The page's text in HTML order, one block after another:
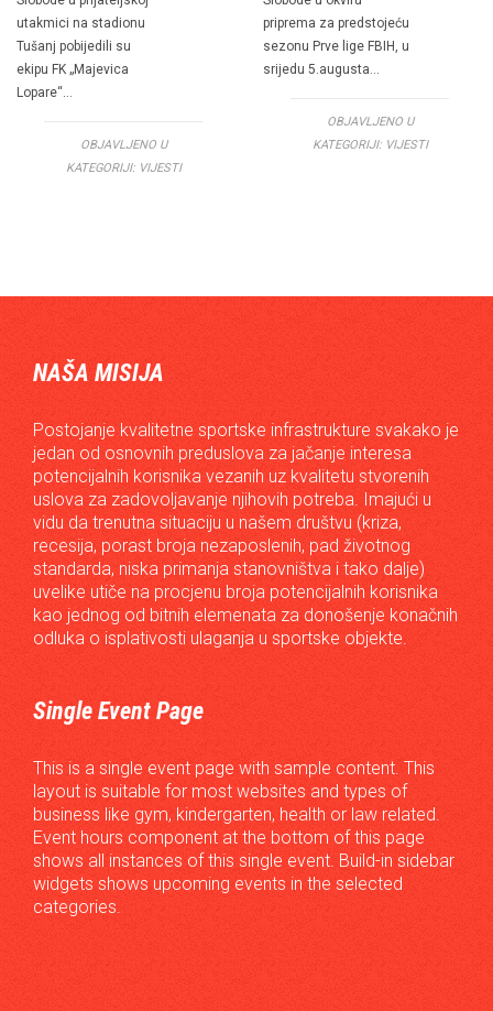
utakmici na stadionu
Tušanj pobijedili su
ekipu FK „Majevica
Lopare“…
OBJAVLJENO U
KATEGORIJI: VIJESTI
priprema za predstojeću
sezonu Prve lige FBIH, u
srijedu 5.augusta…
OBJAVLJENO U
KATEGORIJI: VIJESTI
NAŠA MISIJA
Postojanje kvalitetne sportske infrastrukture svakako je
jedan od osnovnih preduslova za jačanje interesa
potencijalnih korisnika vezanih uz kvalitetu stvorenih
uslova za zadovoljavanje njihovih potreba. Imajući u
vidu da trenutna situaciju u našem društvu (kriza,
recesija, porast broja nezaposlenih, pad životnog
standarda, niska primanja stanovništva i tako dalje)
uvelike utiče na procjenu broja potencijalnih korisnika
kao jednog od bitnih elemenata za donošenje konačnih
odluka o isplativosti ulaganja u sportske objekte.
Single Event Page
This is a single event page with sample content. This
layout is suitable for most websites and types of
business like gym, kindergarten, health or law related.
Event hours component at the bottom of this page
shows all instances of this single event. Build-in sidebar
widgets shows upcoming events in the selected
categories.